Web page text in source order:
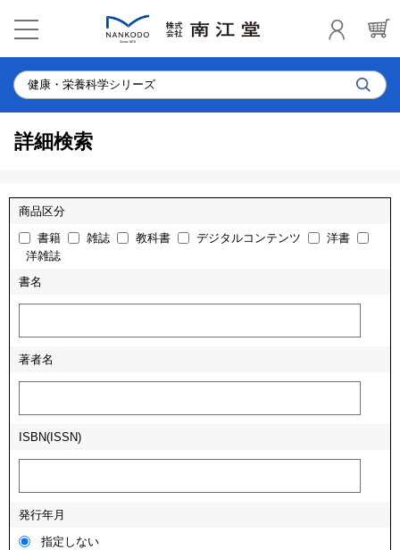
詳細検索
商品区分
書籍 雑誌 教科書 デジタルコンテンツ
洋書
洋雑誌
書名
著者名
ISBN(ISSN)
発行年月
指定しない